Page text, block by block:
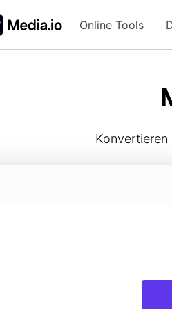
Online Tools
Konvertieren